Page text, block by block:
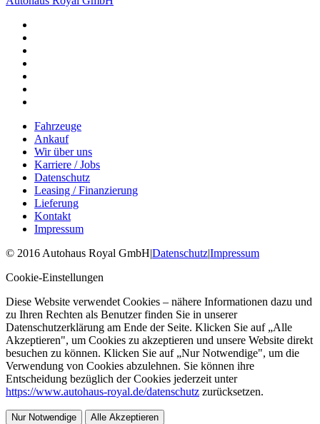
Fahrzeuge
Ankauf
Wir über uns
Karriere / Jobs
Datenschutz
Leasing / Finanzierung
Lieferung
Kontakt
Impressum
© 2016 Autohaus Royal GmbH|Datenschutz|Impressum
Cookie-Einstellungen
Diese Website verwendet Cookies – nähere Informationen dazu und
zu Ihren Rechten als Benutzer finden Sie in unserer
Datenschutzerklärung am Ende der Seite. Klicken Sie auf „Alle
Akzeptieren", um Cookies zu akzeptieren und unsere Website direkt
besuchen zu können. Klicken Sie auf „Nur Notwendige", um die
Verwendung von Cookies abzulehnen. Sie können ihre
Entscheidung bezüglich der Cookies jederzeit unter
https://www.autohaus-royal.de/datenschutz zurücksetzen.
Nur Notwendige Alle Akzeptieren